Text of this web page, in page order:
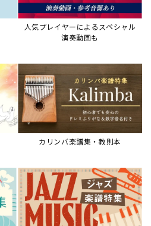
人気プレイヤーによるスペシャル
演奏動画も
カリンバ楽譜集・教則本